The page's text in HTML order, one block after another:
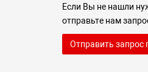
Если Вы не нашли
отправьте нам
Отправить запрос